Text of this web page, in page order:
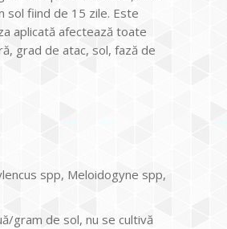
sol fiind de 15 zile. Este
aplicată afectează toate
grad de atac, sol, fază de
spp, Meloidogyne spp,
gram de sol, nu se cultivă